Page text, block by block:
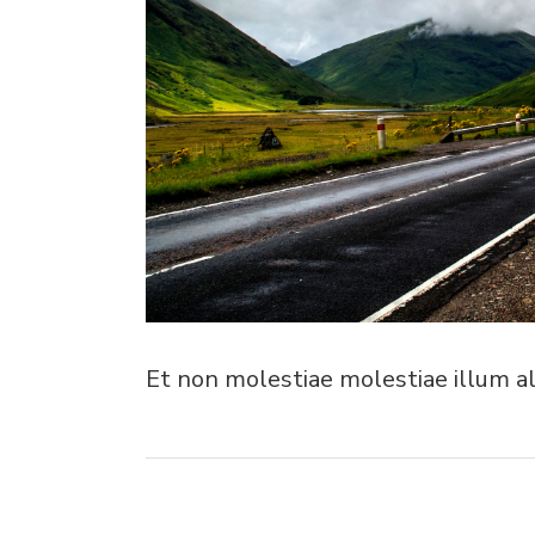
Et non molestiae molestiae illum